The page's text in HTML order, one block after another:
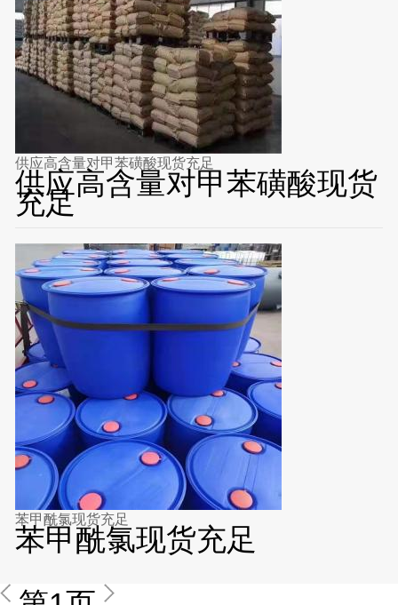
供应高含量对甲苯磺酸现货充足
供应高含量对甲苯磺酸现货
充足
苯甲酰氯现货充足
苯甲酰氯现货充足